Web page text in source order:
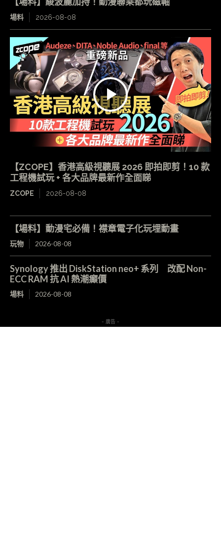
場料 2026-08-08
【ZCOPE】香港高級視聽展 2026 即拍即剪！10 款
工程機試玩 + 各大品牌最新作全面睇
ZCOPE 2026-08-08
【場料】動漫宅必備！襟章電子化玩埋動畫
玩物 2026-08-08
Synology 推出 DiskStation neo+ 系列 改配 Non-
ECC RAM 抗 AI 熱潮癲價
場料 2026-08-08
- 廣告 -